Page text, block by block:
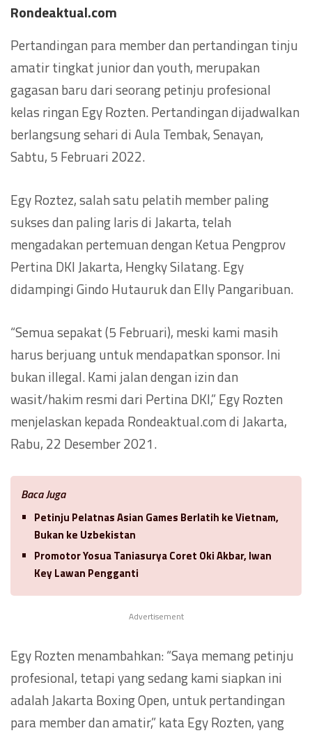
Rondeaktual.com
Pertandingan para member dan pertandingan tinju
amatir tingkat junior dan youth, merupakan
gagasan baru dari seorang petinju profesional
kelas ringan Egy Rozten. Pertandingan dijadwalkan
berlangsung sehari di Aula Tembak, Senayan,
Sabtu, 5 Februari 2022.
Egy Roztez, salah satu pelatih member paling
sukses dan paling laris di Jakarta, telah
mengadakan pertemuan dengan Ketua Pengprov
Pertina DKI Jakarta, Hengky Silatang. Egy
didampingi Gindo Hutauruk dan Elly Pangaribuan.
“Semua sepakat (5 Februari), meski kami masih
harus berjuang untuk mendapatkan sponsor. Ini
bukan illegal. Kami jalan dengan izin dan
wasit/hakim resmi dari Pertina DKI,” Egy Rozten
menjelaskan kepada Rondeaktual.com di Jakarta,
Rabu, 22 Desember 2021.
Baca Juga
Petinju Pelatnas Asian Games Berlatih ke Vietnam,
Bukan ke Uzbekistan
Promotor Yosua Taniasurya Coret Oki Akbar, Iwan
Key Lawan Pengganti
Advertisement
Egy Rozten menambahkan: “Saya memang petinju
profesional, tetapi yang sedang kami siapkan ini
adalah Jakarta Boxing Open, untuk pertandingan
para member dan amatir,” kata Egy Rozten, yang